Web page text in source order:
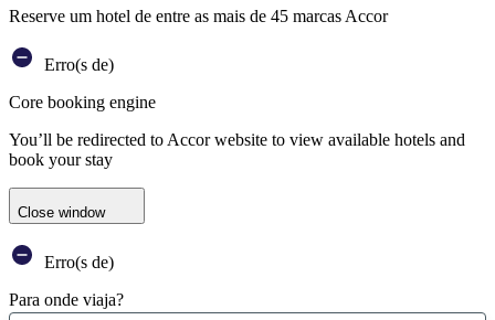
Reserve um hotel de entre as mais de 45 marcas Accor
Erro(s de)
Core booking engine
You’ll be redirected to Accor website to view available hotels and
book your stay
Close window
Erro(s de)
Para onde viaja?